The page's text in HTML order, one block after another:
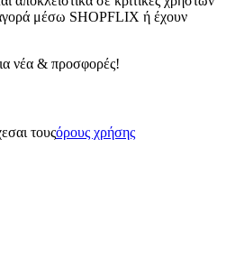
τις μετρήσεις σχετικά με
την καλύτερη εικόνα του κοινού
μέρους σας χρήση της
ανάλυσης.
μέσω SHOPFLIX ή έχουν
νέα & προσφορές!
τουςόρους χρήσης